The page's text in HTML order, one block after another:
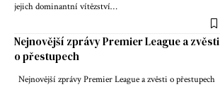
jejich dominantní vítězství…
Nejnovější zprávy Premier League a zvěsti
o přestupech
Nejnovější zprávy Premier League a zvěsti o přestupech